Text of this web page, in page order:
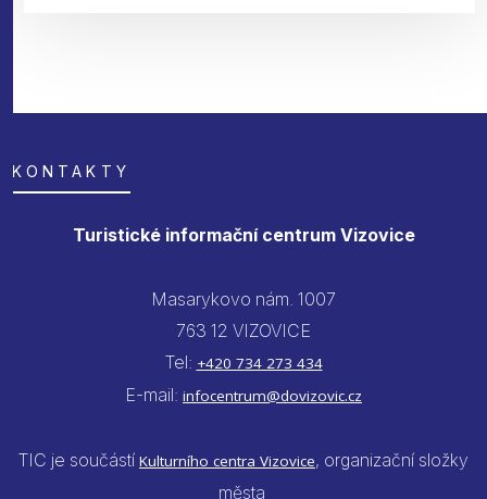
KONTAKTY
Turistické informační centrum Vizovice
Masarykovo nám. 1007
763 12 VIZOVICE
Tel: +420 734 273 434
E-mail: infocentrum@dovizovic.cz
TIC je součástí Kulturního centra Vizovice, organizační složky
města